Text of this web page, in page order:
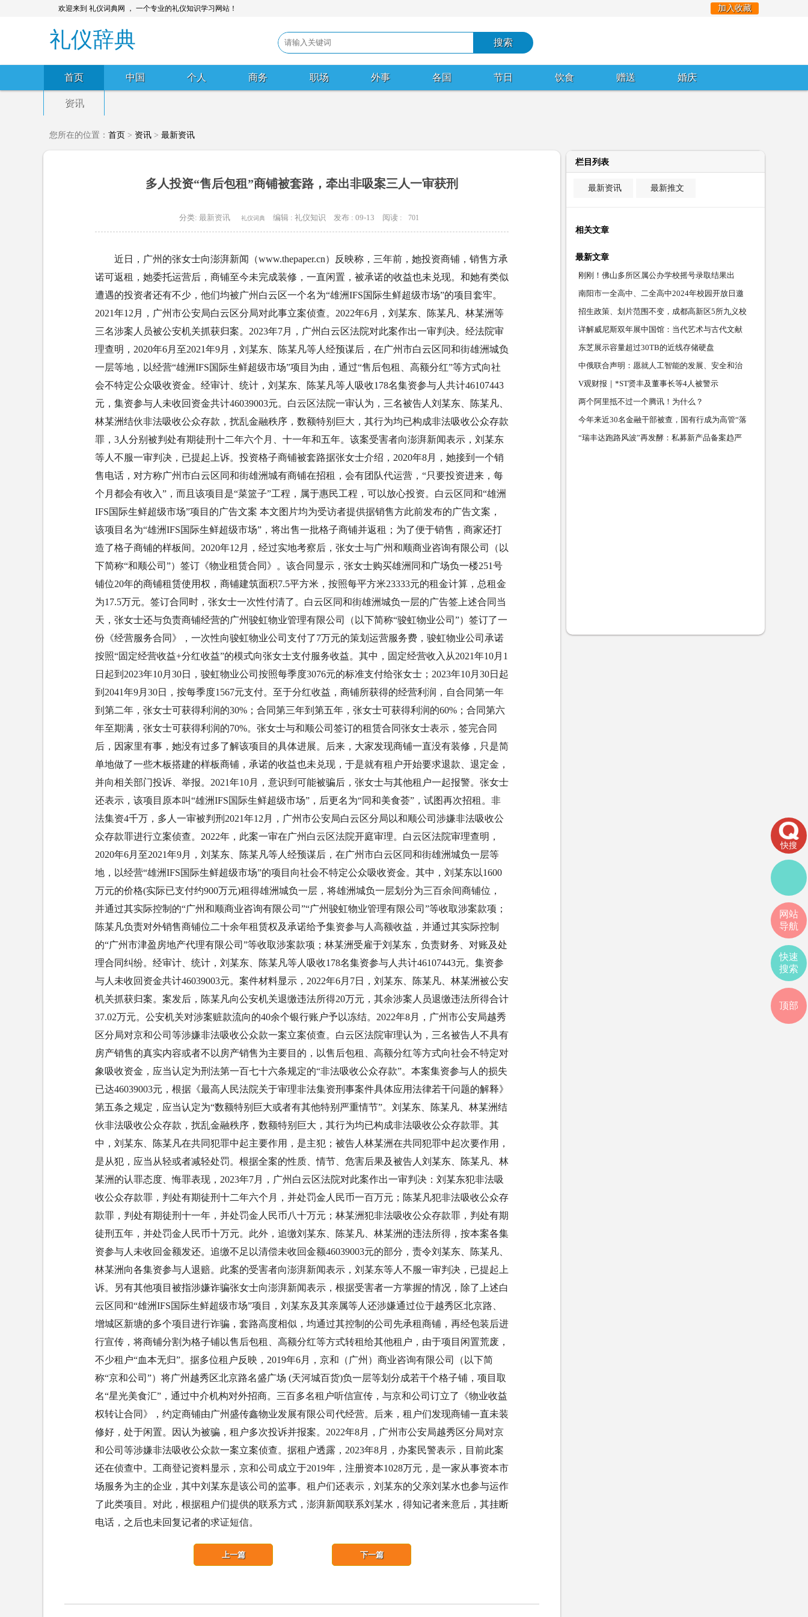
欢迎来到 礼仪词典网 ， 一个专业的礼仪知识学习网站！ 加入收藏
礼仪辞典
首页 中国 个人 商务 职场 外事 各国 节日 饮食 赠送 婚庆
资讯
您所在的位置： 首页 > 资讯 > 最新资讯
多人投资“售后包租”商铺被套路，牵出非吸案三人一审获刑
分类: 最新资讯 礼仪词典 编辑 : 礼仪知识 发布 : 09-13 阅读 : 701
近日，广州的张女士向澎湃新闻（www.thepaper.cn）反映称，三年前，她投资商铺，销售方承
诺可返租，她委托运营后，商铺至今未完成装修，一直闲置，被承诺的收益也未兑现。和她有类似
遭遇的投资者还有不少，他们均被广州白云区一个名为“雄洲IFS国际生鲜超级市场”的项目套牢。
2021年12月，广州市公安局白云区分局对此事立案侦查。2022年6月，刘某东、陈某凡、林某洲等
三名涉案人员被公安机关抓获归案。2023年7月，广州白云区法院对此案作出一审判决。经法院审
理查明，2020年6月至2021年9月，刘某东、陈某凡等人经预谋后，在广州市白云区同和街雄洲城负
一层等地，以经营“雄洲IFS国际生鲜超级市场”项目为由，通过“售后包租、高额分红”等方式向社
会不特定公众吸收资金。经审计、统计，刘某东、陈某凡等人吸收178名集资参与人共计46107443
元，集资参与人未收回资金共计46039003元。白云区法院一审认为，三名被告人刘某东、陈某凡、
林某洲结伙非法吸收公众存款，扰乱金融秩序，数额特别巨大，其行为均已构成非法吸收公众存款
罪，3人分别被判处有期徒刑十二年六个月、十一年和五年。该案受害者向澎湃新闻表示，刘某东
等人不服一审判决，已提起上诉。投资格子商铺被套路据张女士介绍，2020年8月，她接到一个销
售电话，对方称广州市白云区同和街雄洲城有商铺在招租，会有团队代运营，“只要投资进来，每
个月都会有收入”，而且该项目是“菜篮子”工程，属于惠民工程，可以放心投资。白云区同和“雄洲
IFS国际生鲜超级市场”项目的广告文案 本文图片均为受访者提供据销售方此前发布的广告文案，
该项目名为“雄洲IFS国际生鲜超级市场”，将出售一批格子商铺并返租；为了便于销售，商家还打
造了格子商铺的样板间。2020年12月，经过实地考察后，张女士与广州和顺商业咨询有限公司（以
下简称“和顺公司”）签订《物业租赁合同》。该合同显示，张女士购买雄洲同和广场负一楼251号
铺位20年的商铺租赁使用权，商铺建筑面积7.5平方米，按照每平方米23333元的租金计算，总租金
为17.5万元。签订合同时，张女士一次性付清了。白云区同和街雄洲城负一层的广告签上述合同当
天，张女士还与负责商铺经营的广州骏虹物业管理有限公司（以下简称“骏虹物业公司”）签订了一
份《经营服务合同》，一次性向骏虹物业公司支付了7万元的策划运营服务费，骏虹物业公司承诺
按照“固定经营收益+分红收益”的模式向张女士支付服务收益。其中，固定经营收入从2021年10月1
日起到2023年10月30日，骏虹物业公司按照每季度3076元的标准支付给张女士；2023年10月30日起
到2041年9月30日，按每季度1567元支付。至于分红收益，商铺所获得的经营利润，自合同第一年
到第二年，张女士可获得利润的30%；合同第三年到第五年，张女士可获得利润的60%；合同第六
年至期满，张女士可获得利润的70%。张女士与和顺公司签订的租赁合同张女士表示，签完合同
后，因家里有事，她没有过多了解该项目的具体进展。后来，大家发现商铺一直没有装修，只是简
单地做了一些木板搭建的样板商铺，承诺的收益也未兑现，于是就有租户开始要求退款、退定金，
并向相关部门投诉、举报。2021年10月，意识到可能被骗后，张女士与其他租户一起报警。张女士
还表示，该项目原本叫“雄洲IFS国际生鲜超级市场”，后更名为“同和美食荟”，试图再次招租。非
法集资4千万，多人一审被判刑2021年12月，广州市公安局白云区分局以和顺公司涉嫌非法吸收公
众存款罪进行立案侦查。2022年，此案一审在广州白云区法院开庭审理。白云区法院审理查明，
2020年6月至2021年9月，刘某东、陈某凡等人经预谋后，在广州市白云区同和街雄洲城负一层等
地，以经营“雄洲IFS国际生鲜超级市场”的项目向社会不特定公众吸收资金。其中，刘某东以1600
万元的价格(实际已支付约900万元)租得雄洲城负一层，将雄洲城负一层划分为三百余间商铺位，
并通过其实际控制的“广州和顺商业咨询有限公司”“广州骏虹物业管理有限公司”等收取涉案款项；
陈某凡负责对外销售商铺位二十余年租赁权及承诺给予集资参与人高额收益，并通过其实际控制
的“广州市津盈房地产代理有限公司”等收取涉案款项；林某洲受雇于刘某东，负责财务、对账及处
理合同纠纷。经审计、统计，刘某东、陈某凡等人吸收178名集资参与人共计46107443元。集资参
与人未收回资金共计46039003元。案件材料显示，2022年6月7日，刘某东、陈某凡、林某洲被公安
机关抓获归案。案发后，陈某凡向公安机关退缴违法所得20万元，其余涉案人员退缴违法所得合计
37.02万元。公安机关对涉案赃款流向的40余个银行账户予以冻结。2022年8月，广州市公安局越秀
区分局对京和公司等涉嫌非法吸收公众款一案立案侦查。白云区法院审理认为，三名被告人不具有
房产销售的真实内容或者不以房产销售为主要目的，以售后包租、高额分红等方式向社会不特定对
象吸收资金，应当认定为刑法第一百七十六条规定的“非法吸收公众存款”。本案集资参与人的损失
已达46039003元，根据《最高人民法院关于审理非法集资刑事案件具体应用法律若干问题的解释》
第五条之规定，应当认定为“数额特别巨大或者有其他特别严重情节”。刘某东、陈某凡、林某洲结
伙非法吸收公众存款，扰乱金融秩序，数额特别巨大，其行为均已构成非法吸收公众存款罪。其
中，刘某东、陈某凡在共同犯罪中起主要作用，是主犯；被告人林某洲在共同犯罪中起次要作用，
是从犯，应当从轻或者减轻处罚。根据全案的性质、情节、危害后果及被告人刘某东、陈某凡、林
某洲的认罪态度、悔罪表现，2023年7月，广州白云区法院对此案作出一审判决：刘某东犯非法吸
收公众存款罪，判处有期徒刑十二年六个月，并处罚金人民币一百万元；陈某凡犯非法吸收公众存
款罪，判处有期徒刑十一年，并处罚金人民币八十万元；林某洲犯非法吸收公众存款罪，判处有期
徒刑五年，并处罚金人民币十万元。此外，追缴刘某东、陈某凡、林某洲的违法所得，按本案各集
资参与人未收回金额发还。追缴不足以清偿未收回金额46039003元的部分，责令刘某东、陈某凡、
林某洲向各集资参与人退赔。此案的受害者向澎湃新闻表示，刘某东等人不服一审判决，已提起上
诉。另有其他项目被指涉嫌诈骗张女士向澎湃新闻表示，根据受害者一方掌握的情况，除了上述白
云区同和“雄洲IFS国际生鲜超级市场”项目，刘某东及其亲属等人还涉嫌通过位于越秀区北京路、
增城区新塘的多个项目进行诈骗，套路高度相似，均通过其控制的公司先承租商铺，再经包装后进
行宣传，将商铺分割为格子铺以售后包租、高额分红等方式转租给其他租户，由于项目闲置荒废，
不少租户“血本无归”。据多位租户反映，2019年6月，京和（广州）商业咨询有限公司（以下简
称“京和公司”）将广州越秀区北京路名盛广场 (天河城百货)负一层等划分成若干个格子铺，项目取
名“星光美食汇”，通过中介机构对外招商。三百多名租户听信宣传，与京和公司订立了《物业收益
权转让合同》，约定商铺由广州盛传鑫物业发展有限公司代经营。后来，租户们发现商铺一直未装
修好，处于闲置。因认为被骗，租户多次投诉并报案。2022年8月，广州市公安局越秀区分局对京
和公司等涉嫌非法吸收公众款一案立案侦查。据租户透露，2023年8月，办案民警表示，目前此案
还在侦查中。工商登记资料显示，京和公司成立于2019年，注册资本1028万元，是一家从事资本市
场服务为主的企业，其中刘某东是该公司的监事。租户们还表示，刘某东的父亲刘某水也参与运作
了此类项目。对此，根据租户们提供的联系方式，澎湃新闻联系刘某水，得知记者来意后，其挂断
电话，之后也未回复记者的求证短信。
下一篇
上一篇
栏目列表
最新资讯 最新推文
相关文章
最新文章
刚刚！佛山多所区属公办学校摇号录取结果出
炉，查询通道→
南阳市一全高中、二全高中2024年校园开放日邀
请您
招生政策、划片范围不变，成都高新区5所九义校
更名，纳入
详解威尼斯双年展中国馆：当代艺术与古代文献
互动
东芝展示容量超过30TB的近线存储硬盘
中俄联合声明：愿就人工智能的发展、安全和治
理加强交流
V观财报｜*ST贤丰及董事长等4人被警示
两个阿里抵不过一个腾讯！为什么？
今年来近30名金融干部被查，国有行成为高管“落
马坡”
“瑞丰达跑路风波”再发酵：私募新产品备案趋严
快搜
网站
导航
快速
搜索
顶部